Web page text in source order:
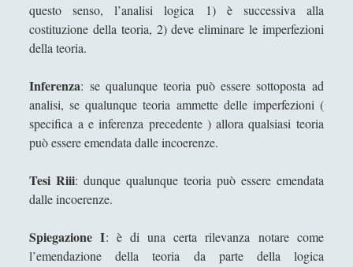
ARTICOLI PER AUTORE
Alberto Labellarte
Alessandro Giorgi
Alice Manzoni
Andrea Corona
Andrea Zeppi
questo senso, l’analisi logica 1) è successiva alla
costituzione della teoria, 2) deve eliminare le imperfezioni
della teoria.
Inferenza: se qualunque teoria può essere sottoposta ad
analisi, se qualunque teoria ammette delle imperfezioni (
specifica a e inferenza precedente ) allora qualsiasi teoria
può essere emendata dalle incoerenze.
Tesi Riii: dunque qualunque teoria può essere emendata
dalle incoerenze.
Spiegazione I: è di una certa rilevanza notare come
l’emendazione della teoria da parte della logica